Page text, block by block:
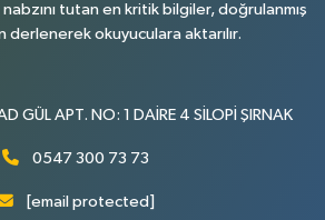
tutan en kritik bilgiler, doğrulanmış
derlenerek okuyuculara aktarılır.
GÜL APT. NO: 1 DAİRE 4 SİLOPİ ŞIRNAK
0547 300 73 73
[email protected]